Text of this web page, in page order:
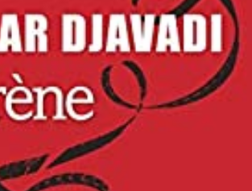
LIRE LA SUITE